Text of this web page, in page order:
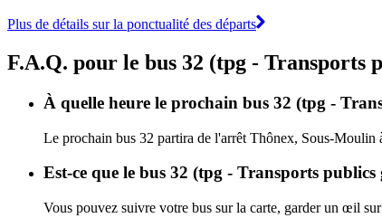
Plus de détails sur la ponctualité des départs
F.A.Q. pour le bus 32 (tpg - Transports
À quelle heure le prochain bus 32 (tpg -
Le prochain bus 32 partira de l'arrêt Thônex, Sous-Moulin
Est-ce que le bus 32 (tpg - Transports
Vous pouvez suivre votre bus sur la carte, garder un œil